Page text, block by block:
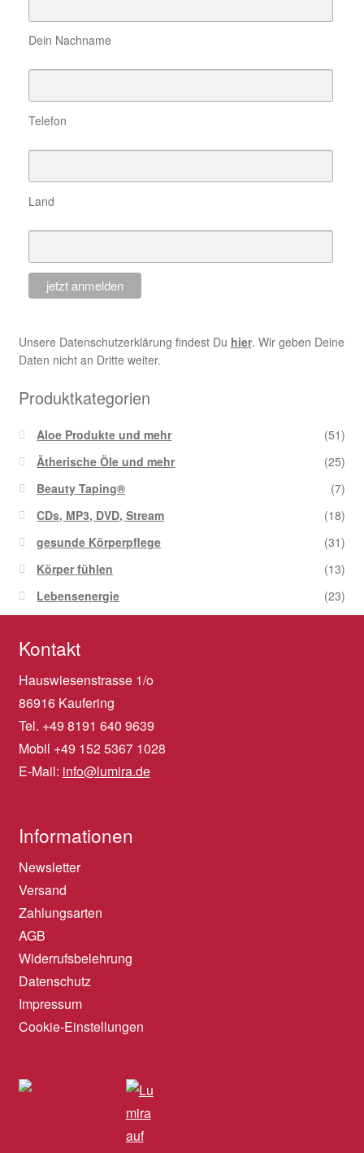
Dein Nachname
Telefon
Land
Unsere Datenschutzerklärung findest Du hier. Wir geben Deine
Daten nicht an Dritte weiter.
Produktkategorien
Aloe Produkte und mehr
(51)
Ätherische Öle und mehr
(25)
Beauty Taping®
(7)
CDs, MP3, DVD, Stream
(18)
gesunde Körperpflege
(31)
Körper fühlen
(13)
Lebensenergie
(23)
Kontakt
Hauswiesenstrasse 1/o
86916 Kaufering
Tel. +49 8191 640 9639
Mobil +49 152 5367 1028
E-Mail: info@lumira.de
Informationen
Newsletter
Versand
Zahlungsarten
AGB
Widerrufsbelehrung
Datenschutz
Impressum
Cookie-Einstellungen